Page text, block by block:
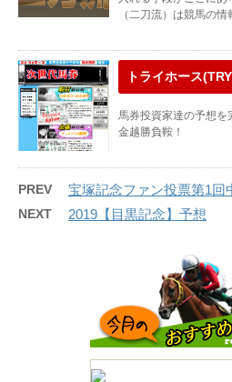
（二刀流）は競馬の情
トライホース
馬券投資家達の予想
金越勝負鞍！
PREV 宝塚記念ファン投票第1回
NEXT 2019【目黒記念】予想